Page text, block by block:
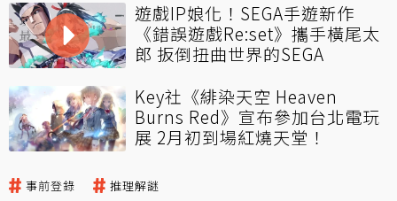
遊戲IP娘化！SEGA手遊新作
《錯誤遊戲Re:set》攜手橫尾太
郎 扳倒扭曲世界的SEGA
Key社《緋染天空 Heaven
Burns Red》宣布參加台北電玩
展 2月初到場紅燒天堂！
事前登錄 推理解謎